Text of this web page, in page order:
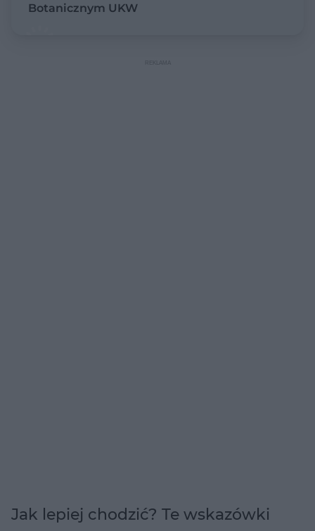
Botanicznym UKW
Jak lepiej chodzić? Te wskazówki